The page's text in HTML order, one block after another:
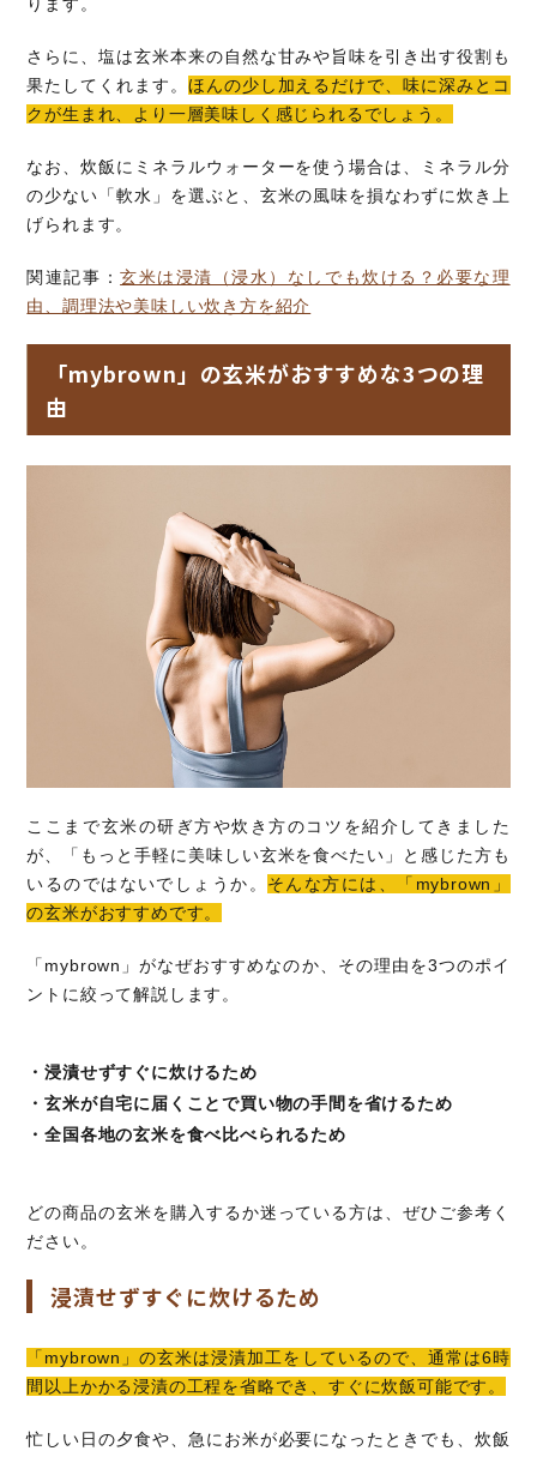
ります。
さらに、塩は玄米本来の自然な甘みや旨味を引き出す役割も
果たしてくれます。 ほんの少し加えるだけで、味に深みとコ
クが生まれ、より一層美味しく感じられるでしょう。
なお、炊飯にミネラルウォーターを使う場合は、ミネラル分
の少ない「軟水」を選ぶと、玄米の風味を損なわずに炊き上
げられます。
関連記事：玄米は浸漬（浸水）なしでも炊ける？必要な理
由、調理法や美味しい炊き方を紹介
「mybrown」の玄米がおすすめな3つの理
由
ここまで玄米の研ぎ方や炊き方のコツを紹介してきました
が、「もっと手軽に美味しい玄米を食べたい」と感じた方も
いるのではないでしょうか。 そんな方には、「mybrown」
の玄米がおすすめです。
「mybrown」がなぜおすすめなのか、その理由を3つのポイ
ントに絞って解説します。
・浸漬せずすぐに炊けるため
・玄米が自宅に届くことで買い物の手間を省けるため
・全国各地の玄米を食べ比べられるため
どの商品の玄米を購入するか迷っている方は、ぜひご参考く
ださい。
浸漬せずすぐに炊けるため
「mybrown」の玄米は浸漬加工をしているので、通常は6時
間以上かかる浸漬の工程を省略でき、すぐに炊飯可能です。
忙しい日の夕食や、急にお米が必要になったときでも、炊飯